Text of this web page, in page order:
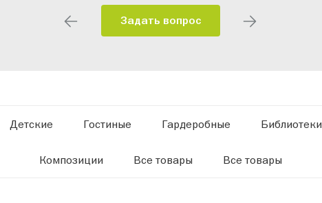
Задать вопрос
Детские Гостиные Гардеробные Библиотеки
Композиции Все товары Все товары